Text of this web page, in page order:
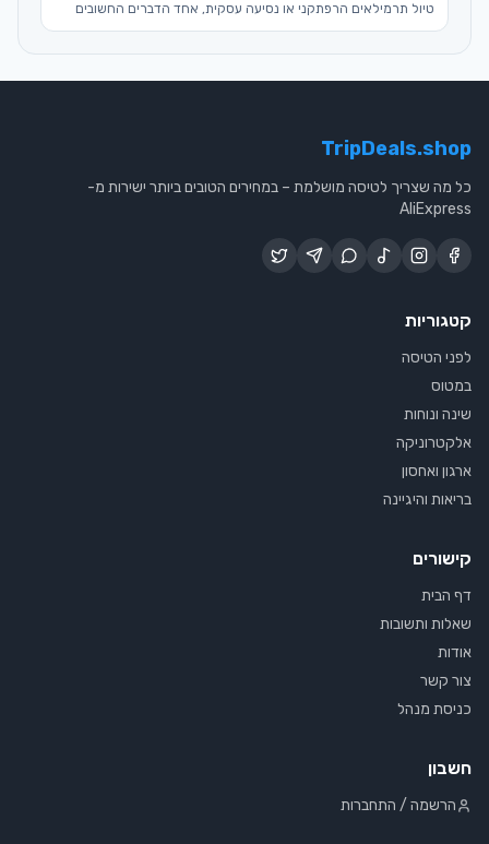
טיול תרמילאים הרפתקני או נסיעה עסקית, אחד הדברים החשובים
TripDeals.shop
כל מה שצריך לטיסה מושלמת – במחירים הטובים ביותר ישירות מ-
AliExpress
קטגוריות
לפני הטיסה
במטוס
שינה ונוחות
אלקטרוניקה
ארגון ואחסון
בריאות והיגיינה
קישורים
דף הבית
שאלות ותשובות
אודות
צור קשר
כניסת מנהל
חשבון
הרשמה / התחברות